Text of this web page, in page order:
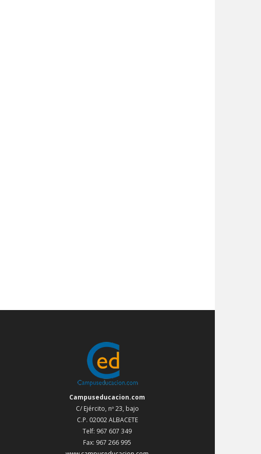
Campuseducacion.com
C/ Ejército, nº 23, bajo
C.P. 02002 ALBACETE
Telf: 967 607 349
Fax: 967 266 995